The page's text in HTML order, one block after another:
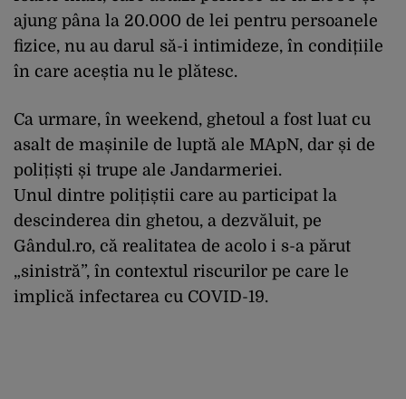
ajung pâna la 20.000 de lei pentru persoanele
fizice, nu au darul să-i intimideze, în condițiile
în care aceștia nu le plătesc.
Ca urmare, în weekend, ghetoul a fost luat cu
asalt de mașinile de luptă ale MApN, dar și de
polițiști și trupe ale Jandarmeriei.
Unul dintre polițiștii care au participat la
descinderea din ghetou, a dezvăluit, pe
Gândul.ro, că realitatea de acolo i s-a părut
„sinistră”, în contextul riscurilor pe care le
implică infectarea cu COVID-19.